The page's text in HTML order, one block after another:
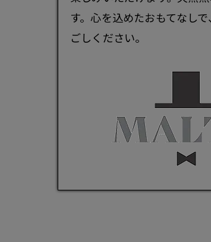
す。心を込めたおもてなし
ごしください。